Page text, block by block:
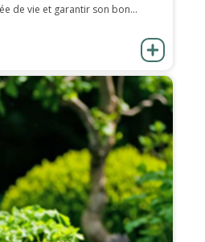
de vie et garantir son bon...